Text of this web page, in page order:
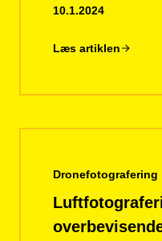
10.1.2024
Læs artiklen
Dronefotografering